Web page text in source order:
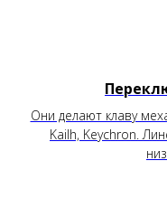
Они делают клаву
Kailh, Keychron.